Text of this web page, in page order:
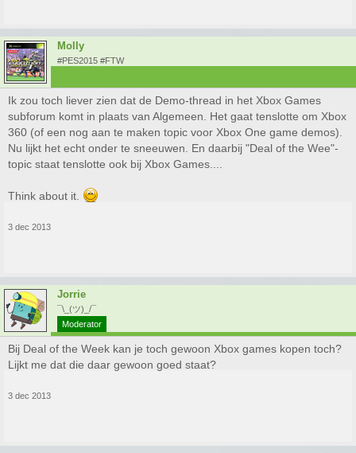
Molly
#PES2015 #FTW
Ik zou toch liever zien dat de Demo-thread in het Xbox Games
subforum komt in plaats van Algemeen. Het gaat tenslotte om Xbox
360 (of een nog aan te maken topic voor Xbox One game demos).
Nu lijkt het echt onder te sneeuwen. En daarbij "Deal of the Wee"-
topic staat tenslotte ook bij Xbox Games....
Think about it.
3 dec 2013
Jorrie
¯\_(ツ)_/¯
Moderator
Bij Deal of the Week kan je toch gewoon Xbox games kopen toch?
Lijkt me dat die daar gewoon goed staat?
3 dec 2013